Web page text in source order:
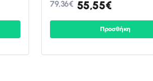
55,55€
79,36€
Προσθήκη